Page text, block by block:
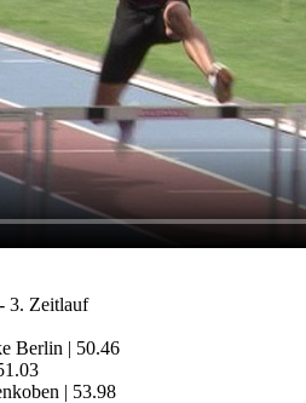
3. Zeitlauf
Berlin | 50.46
| 53.98